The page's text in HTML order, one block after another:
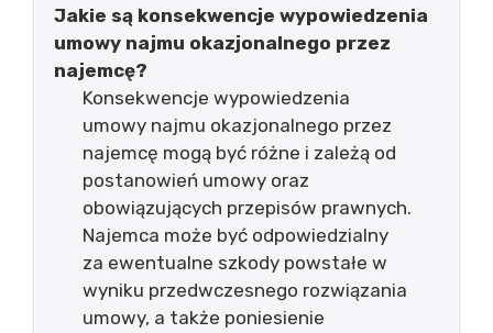
Jakie są konsekwencje wypowiedzenia
umowy najmu okazjonalnego przez
najemcę?
Konsekwencje wypowiedzenia
umowy najmu okazjonalnego przez
najemcę mogą być różne i zależą od
postanowień umowy oraz
obowiązujących przepisów prawnych.
Najemca może być odpowiedzialny
za ewentualne szkody powstałe w
wyniku przedwczesnego rozwiązania
umowy, a także poniesienie